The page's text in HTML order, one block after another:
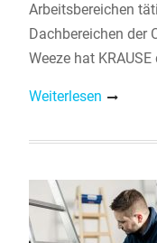
Arbeitsbereichen
Dachbereichen der
Weeze hat
Weiterlesen